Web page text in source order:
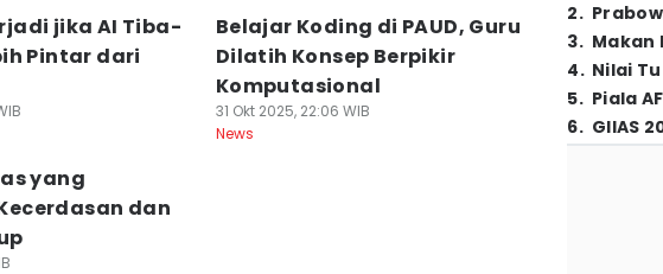
jika AI Tiba-
Pintar dari
Belajar Koding di PAUD, Guru
Dilatih Konsep Berpikir
Komputasional
31 Okt 2025, 22:06 WIB
News
yang
dan
2.
3. Makan
4. Nilai
5. Piala
6. GIIAS